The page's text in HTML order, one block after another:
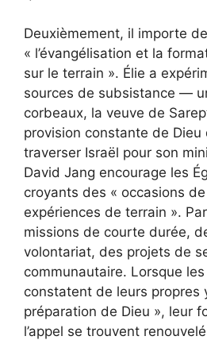
Deuxièmement, il importe
« l’évangélisation et la
sur le terrain ». Élie a
sources de subsistance —
corbeaux, la veuve de
provision constante de Dieu
traverser Israël pour son
David Jang encourage les
croyants des « occasions
expériences de terrain ».
missions de courte durée,
volontariat, des projets de
communautaire. Lorsque
constatent de leurs propres
préparation de Dieu », leur
l’appel se trouvent